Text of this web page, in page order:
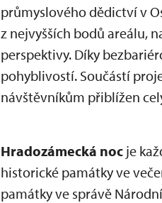
průmyslového dědictví v
z nejvyšších bodů areálu,
perspektivy. Díky
pohyblivostí. Součástí
návštěvníkům přiblížen
Hradozámecká noc je
historické památky ve
památky ve správě